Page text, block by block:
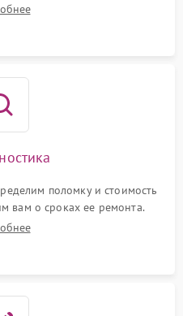
поломку и стоимость
вам о сроках ее ремонта.